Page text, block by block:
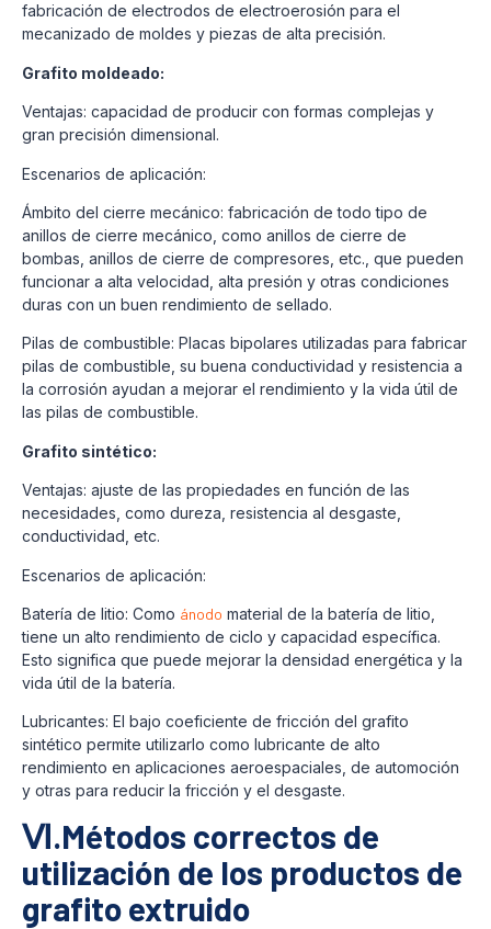
fabricación de electrodos de electroerosión para el
mecanizado de moldes y piezas de alta precisión.
Grafito moldeado:
Ventajas: capacidad de producir con formas complejas y
gran precisión dimensional.
Escenarios de aplicación:
Ámbito del cierre mecánico: fabricación de todo tipo de
anillos de cierre mecánico, como anillos de cierre de
bombas, anillos de cierre de compresores, etc., que pueden
funcionar a alta velocidad, alta presión y otras condiciones
duras con un buen rendimiento de sellado.
Pilas de combustible: Placas bipolares utilizadas para fabricar
pilas de combustible, su buena conductividad y resistencia a
la corrosión ayudan a mejorar el rendimiento y la vida útil de
las pilas de combustible.
Grafito sintético:
Ventajas: ajuste de las propiedades en función de las
necesidades, como dureza, resistencia al desgaste,
conductividad, etc.
Escenarios de aplicación:
Batería de litio: Como ánodo material de la batería de litio,
tiene un alto rendimiento de ciclo y capacidad específica.
Esto significa que puede mejorar la densidad energética y la
vida útil de la batería.
Lubricantes: El bajo coeficiente de fricción del grafito
sintético permite utilizarlo como lubricante de alto
rendimiento en aplicaciones aeroespaciales, de automoción
y otras para reducir la fricción y el desgaste.
Ⅵ.Métodos correctos de
utilización de los productos de
grafito extruido